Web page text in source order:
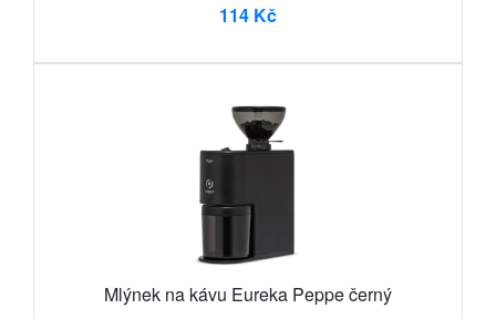
114 Kč
Mlýnek na kávu Eureka Peppe černý